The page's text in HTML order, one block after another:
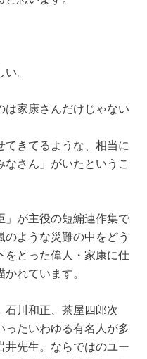
。
は家康さんだけじゃない
てきてるような、相当に
さん」がいたというこ
」が主役の短編連作集で
ような災難の中をどう
をとった偉人・家康に仕
れています。
川和正、茶屋四郎次
たいわゆる有名人が多
先生。ならではのユー